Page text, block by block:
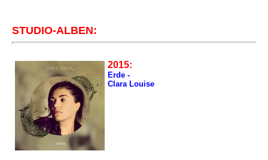
STUDIO-ALBEN:
2015:
Erde -
Clara Louise